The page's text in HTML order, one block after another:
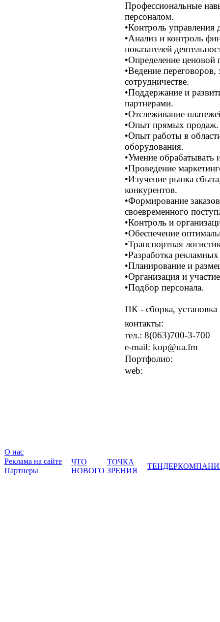
Профессиональные
персоналом.
•Контроль
•Анализ и контроль
показателей
•Определение ценовой
•Ведение
сотрудничестве.
•Поддержание и
партнерами.
•Отслеживание
•Опыт прямых продаж.
•Опыт работы в
оборудования.
•Умение обрабатывать
•Проведение
•Изучение рынка
конкурентов.
•Формирование
своевременного
•Контроль и
•Обеспечение
•Транспортная
•Разработка
•Планирование и
•Организация и
•Подбор персонала.
ПК - сборка,
контакты:
тел.: 8(063)700-3-700
e-mail: kop@ua.fm
Портфолио:
web:
О нас
Реклама на сайте
Партнеры
ЧТО
НОВОГО
ТОЧКА
ЗРЕНИЯ
ТЕНДЕР